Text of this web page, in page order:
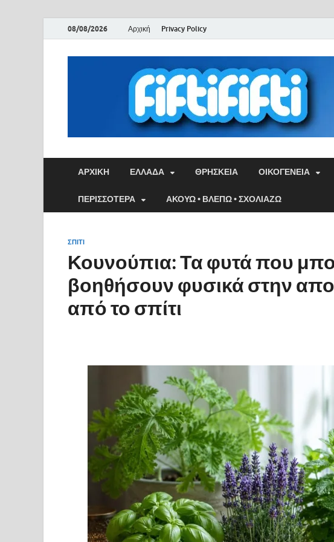
08/08/2026 Αρχική Privacy Policy
ΑΡΧΙΚΉ ΕΛΛΑΔΑ ΘΡΗΣΚΕΙΑ ΟΙΚΟΓΕΝΕΙΑ
ΠΕΡΙΣΣΟΤΕΡΑ ΑΚΟΥΩ • ΒΛΕΠΩ • ΣΧΟΛΙΑΖΩ
ΣΠΙΤΙ
Κουνούπια: Τα φυτά που
βοηθήσουν φυσικά στην
από το σπίτι